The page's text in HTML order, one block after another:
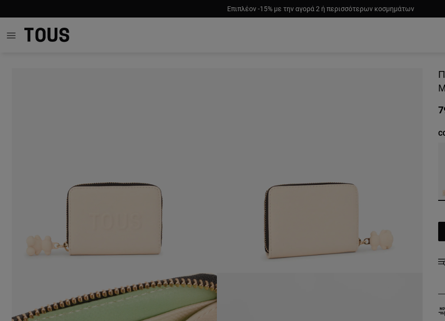
Επιπλέον -15% με την αγορά 2 ή περισσότερων κοσμημάτων